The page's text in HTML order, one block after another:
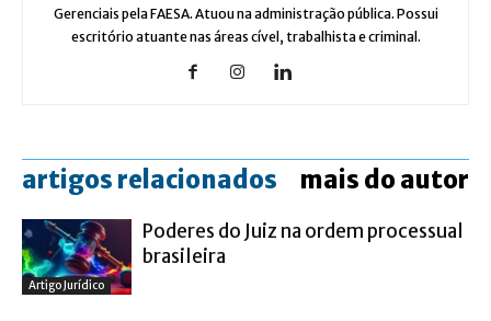
Gerenciais pela FAESA. Atuou na administração pública. Possui
escritório atuante nas áreas cível, trabalhista e criminal.
artigos relacionados mais do autor
Artigo Jurídico
Poderes do Juiz na ordem processual
brasileira